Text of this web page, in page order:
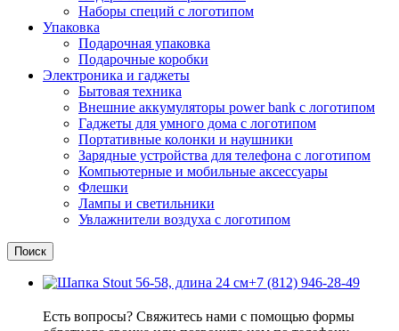
Наборы специй с логотипом
Упаковка
Подарочная упаковка
Подарочные коробки
Электроника и гаджеты
Бытовая техника
Внешние аккумуляторы power bank с логотипом
Гаджеты для умного дома с логотипом
Портативные колонки и наушники
Зарядные устройства для телефона с логотипом
Компьютерные и мобильные аксессуары
Флешки
Лампы и светильники
Увлажнители воздуха с логотипом
Поиск
+7 (812) 946-28-49
Есть вопросы? Свяжитесь нами с помощью формы